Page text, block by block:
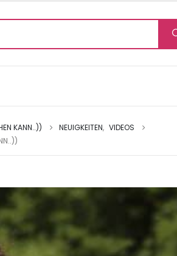
KANN..)) NEUIGKEITEN, VIDEOS